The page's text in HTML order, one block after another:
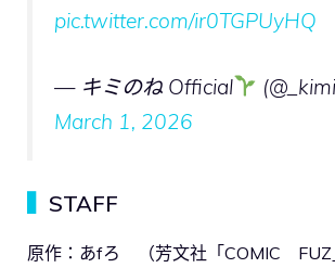
pic.twitter.com/ir0TGPUyHQ
— キミのね Official
March 1, 2026
STAFF
原作：あfろ （芳文社「COMIC FUZ